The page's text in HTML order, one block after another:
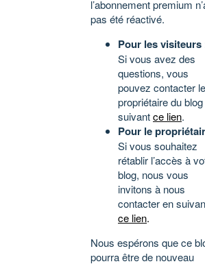
l’abonnement premium
pas été réactivé.
Pour les visiteurs
Si vous avez des
questions, vous
pouvez contacter le
propriétaire du
suivantce lien.
Pour le
Si vous souhaitez
rétablir l’accès à
blog, nous vous
invitons à nous
contacter en
ce lien.
Nous espérons que ce
pourra être de nouveau